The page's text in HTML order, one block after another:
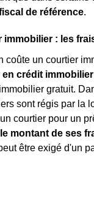
de référence.
immobilier : les
coûte un courtier
crédit
gratuit.
sont régis par la
courtier pour un
montant de ses
être exigé d'un